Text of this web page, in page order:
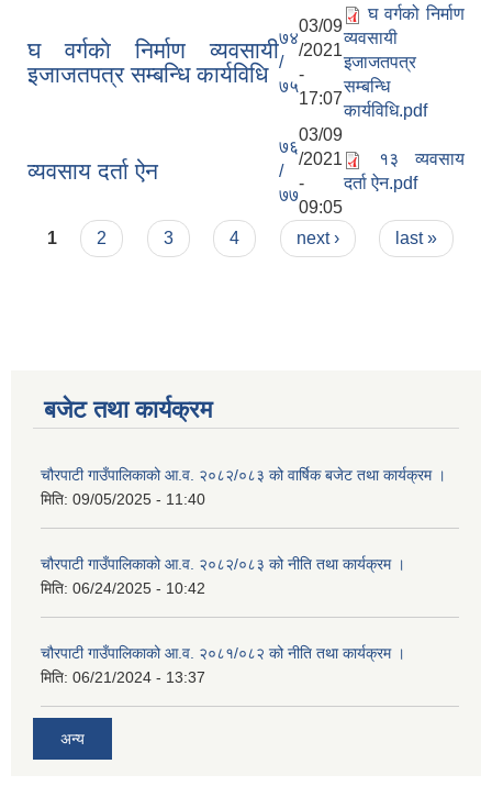
घ वर्गकाे निर्माण व्यवसायी
इजाजतपत्र सम्बन्धि कार्यविधि
७४
/
७५
03/09
/2021
-
17:07
घ वर्गको निर्माण
व्यवसायी
इजाजतपत्र
सम्बन्धि
कार्यविधि.pdf
व्यवसाय दर्ता ऐन
७६
/
७७
03/09
/2021
-
09:05
१३ व्यवसाय
दर्ता ऐन.pdf
Pages
1 2 3 4 next › last »
बजेट तथा कार्यक्रम
चौरपाटी गाउँपालिकाको आ.व. २०८२/०८३ को वार्षिक बजेट तथा कार्यक्रम ।
मिति: 09/05/2025 - 11:40
चौरपाटी गाउँपालिकाको आ.व. २०८२/०८३ को नीति तथा कार्यक्रम ।
मिति: 06/24/2025 - 10:42
चौरपाटी गाउँपालिकाको आ.व. २०८१/०८२ को नीति तथा कार्यक्रम ।
मिति: 06/21/2024 - 13:37
अन्य